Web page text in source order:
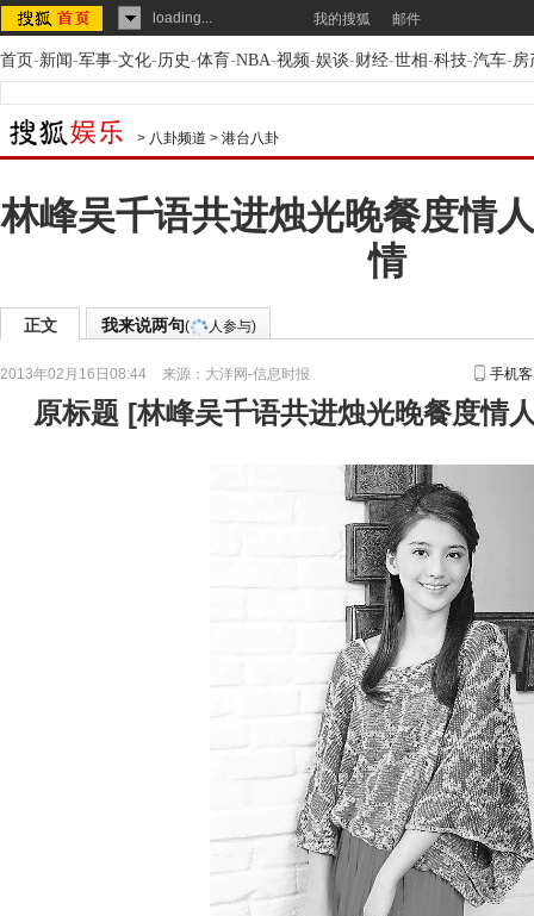
loading... 我的搜狐 邮件
首页-新闻-军事-文化-历史-体育-NBA-视频-娱谈-财经-世相-科技-汽车-房
> 八卦频道 > 港台八卦
林峰吴千语共进烛光晚餐度情
情
正文 我来说两句( 人参与)
2013年02月16日08:44 来源： 大洋网-信息时报 手机
原标题 [林峰吴千语共进烛光晚餐度情